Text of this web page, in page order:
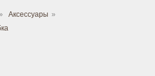
Аксессуары »